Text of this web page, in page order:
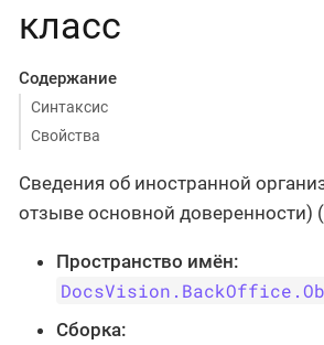
класс
Содержание
Синтаксис
Свойства
Сведения об иностранной
отзыве основной доверенности)
Пространство имён:
Сборка: